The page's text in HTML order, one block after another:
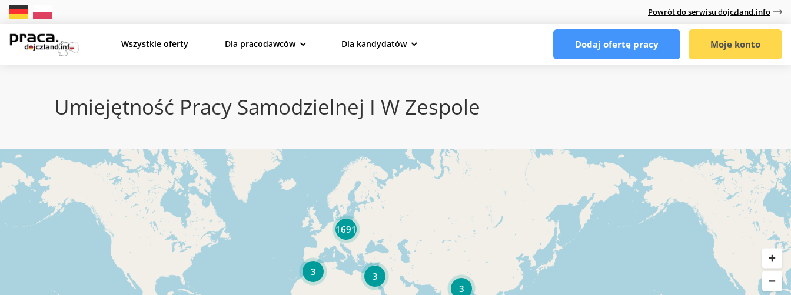
Powrót do serwisu dojczland.info
Wszystkie oferty Dla pracodawców Dla kandydatów Dodaj ofertę pracy Moje konto
Umiejętność Pracy Samodzielnej I W Zespole
3
3
3
1691